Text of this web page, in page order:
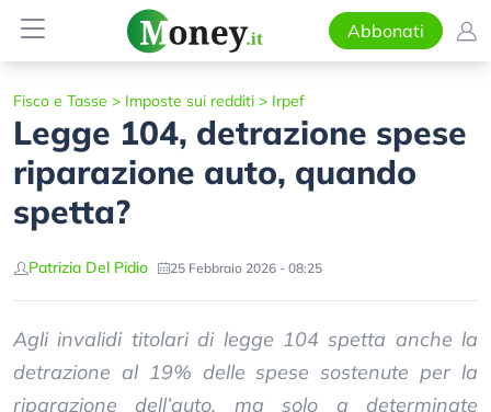
Abbonati
Fisco e Tasse > Imposte sui redditi > Irpef
Legge 104, detrazione spese
riparazione auto, quando
spetta?
Patrizia Del Pidio 25 Febbraio 2026 - 08:25
Agli invalidi titolari di legge 104 spetta anche la
detrazione al 19% delle spese sostenute per la
riparazione dell’auto, ma solo a determinate